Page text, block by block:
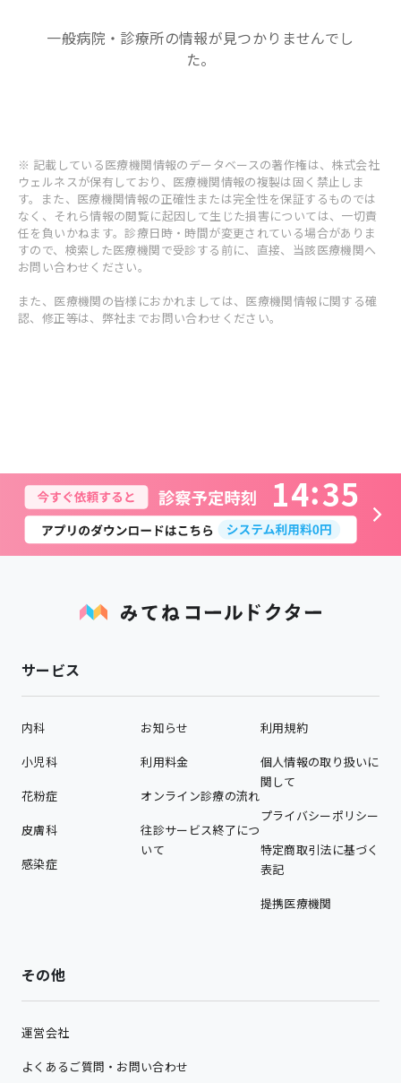
一般病院・診療所の情報が見つかりませんでし
た。
※ 記載している医療機関情報のデータベースの著作権は、株式会社
ウェルネスが保有しており、医療機関情報の複製は固く禁止しま
す。また、医療機関情報の正確性または完全性を保証するものでは
なく、それら情報の閲覧に起因して生じた損害については、一切責
任を負いかねます。診療日時・時間が変更されている場合がありま
すので、検索した医療機関で受診する前に、直接、当該医療機関へ
お問い合わせください。
また、医療機関の皆様におかれましては、医療機関情報に関する確
認、修正等は、弊社までお問い合わせください。
14 35
サービス
内科
小児科
花粉症
皮膚科
感染症
お知らせ
利用料金
オンライン診療の流れ
往診サービス終了につ
いて
利用規約
個人情報の取り扱いに
関して
プライバシーポリシー
特定商取引法に基づく
表記
提携医療機関
その他
運営会社
よくあるご質問・お問い合わせ